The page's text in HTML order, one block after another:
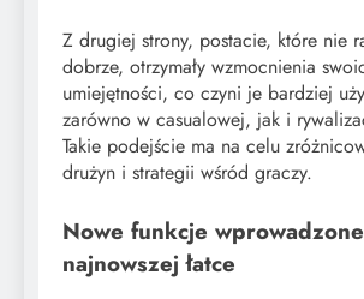
Z drugiej strony, postacie, które nie
dobrze, otrzymały wzmocnienia
umiejętności, co czyni je bardziej
zarówno w casualowej, jak i
Takie podejście ma na celu
drużyn i strategii wśród graczy.
Nowe funkcje
najnowszej łatce